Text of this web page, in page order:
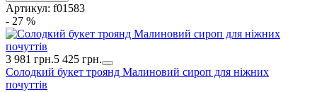
Артикул: f01583
- 27 %
3 981 грн.5 425 грн.
Солодкий букет троянд Малиновий сироп для ніжних
почуттів